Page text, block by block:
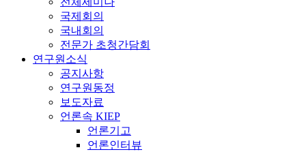
국제회의
국내회의
전문가 초청간담회
연구원소식
공지사항
연구원동정
보도자료
언론속 KIEP
언론기고
언론인터뷰